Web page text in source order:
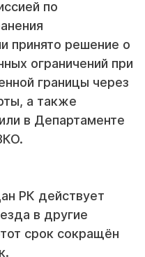
по
принято решение о
ограничений при
границы через
а также
в Департаменте
РК действует
в другие
срок сокращён